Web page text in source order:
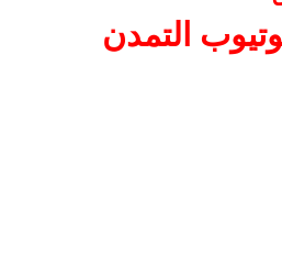
التمدن